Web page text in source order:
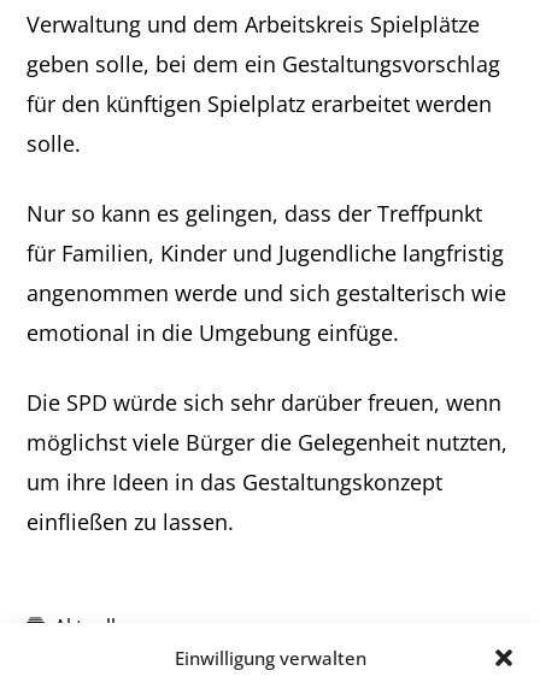
Einwilligung verwalten
Verwaltung und dem Arbeitskreis Spielplätze
geben solle, bei dem ein Gestaltungsvorschlag
für den künftigen Spielplatz erarbeitet werden
solle.
Nur so kann es gelingen, dass der Treffpunkt
für Familien, Kinder und Jugendliche langfristig
angenommen werde und sich gestalterisch wie
emotional in die Umgebung einfüge.
Die SPD würde sich sehr darüber freuen, wenn
möglichst viele Bürger die Gelegenheit nutzten,
um ihre Ideen in das Gestaltungskonzept
einfließen zu lassen.
Aktuelles